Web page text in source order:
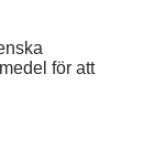
för att